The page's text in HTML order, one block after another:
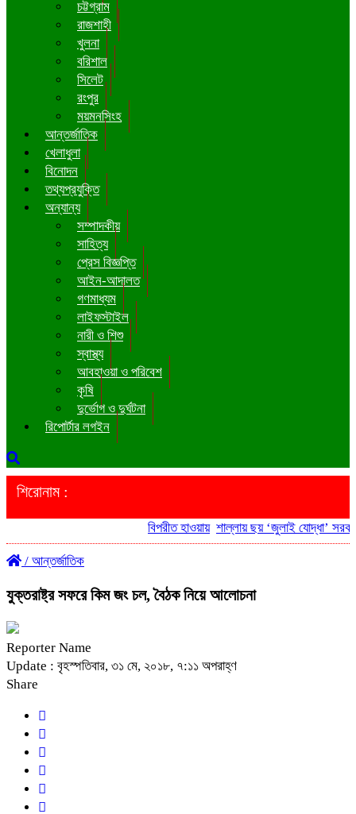
চট্টগ্রাম
রাজশাহী
খুলনা
বরিশাল
সিলেট
রংপুর
ময়মনসিংহ
আন্তর্জাতিক
খেলাধুলা
বিনোদন
তথ্যপ্রযুক্তি
অন্যান্য
সম্পাদকীয়
সাহিত্য
প্রেস বিজ্ঞপ্তি
আইন-আদালত
গণমাধ্যম
লাইফস্টাইল
নারী ও শিশু
স্বাস্থ্য
আবহাওয়া ও পরিবেশ
কৃষি
দুর্ভোগ ও দুর্ঘটনা
রিপোর্টার লগইন
শিরোনাম :
বিপরীত হাওয়ায় শাল্লায় ছয় ‘জুলাই যোদ্ধা’
/ আন্তর্জাতিক
যুক্তরাষ্ট্র সফরে কিম জং চল, বৈঠক নিয়ে আলোচনা
Reporter Name
Update : বৃহস্পতিবার, ৩১ মে, ২০১৮, ৭:১১ অপরাহ্ণ
Share